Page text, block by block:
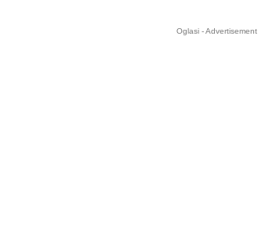
Oglasi - Advertisement